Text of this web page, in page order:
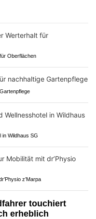
Oberflächen
in Wildhaus SG
z’Marpa
touchiert
erheblich